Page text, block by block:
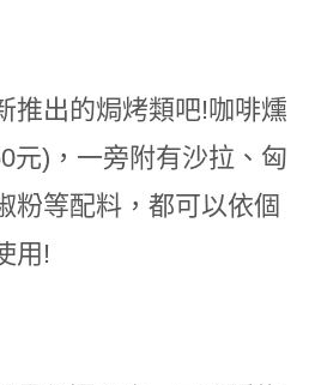
推出的焗烤類吧!咖啡燻
元)，一旁附有沙拉、匈
粉等配料，都可以依個
用!